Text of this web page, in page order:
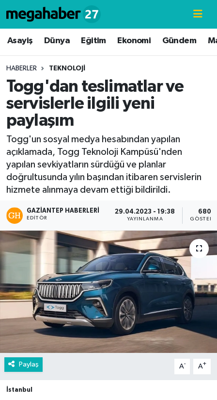
Asayiş Dünya Eğitim Ekonomi Gündem
HABERLER TEKNOLOJI
Togg'dan teslimatlar ve
servislerle ilgili yeni
paylaşım
Togg'un sosyal medya hesabından yapılan
açıklamada, Togg Teknoloji Kampüsü'nden
yapılan sevkiyatların sürdüğü ve planlar
doğrultusunda yılın başından itibaren servislerin
hizmete alınmaya devam ettiği bildirildi.
GAZIANTEP HABERLERI
EDITÖR
29.04.2023 - 19:38
YAYINLANMA
680
Paylaş A- A+
İstanbul
Hava Durumu
Süper Lig Puan Durumu ve Fikstür
Tüm Manşetler
Son Dakika Haberleri
Haber Arşivi